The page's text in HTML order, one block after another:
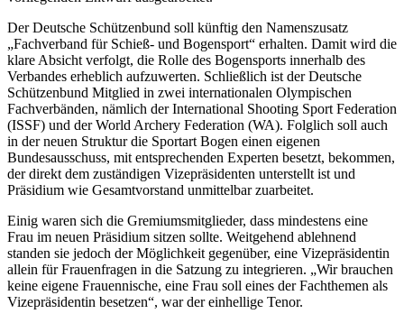
Der Deutsche Schützenbund soll künftig den Namenszusatz
„Fachverband für Schieß- und Bogensport“ erhalten. Damit wird die
klare Absicht verfolgt, die Rolle des Bogensports innerhalb des
Verbandes erheblich aufzuwerten. Schließlich ist der Deutsche
Schützenbund Mitglied in zwei internationalen Olympischen
Fachverbänden, nämlich der International Shooting Sport Federation
(ISSF) und der World Archery Federation (WA). Folglich soll auch
in der neuen Struktur die Sportart Bogen einen eigenen
Bundesausschuss, mit entsprechenden Experten besetzt, bekommen,
der direkt dem zuständigen Vizepräsidenten unterstellt ist und
Präsidium wie Gesamtvorstand unmittelbar zuarbeitet.
Einig waren sich die Gremiumsmitglieder, dass mindestens eine
Frau im neuen Präsidium sitzen sollte. Weitgehend ablehnend
standen sie jedoch der Möglichkeit gegenüber, eine Vizepräsidentin
allein für Frauenfragen in die Satzung zu integrieren. „Wir brauchen
keine eigene Frauennische, eine Frau soll eines der Fachthemen als
Vizepräsidentin besetzen“, war der einhellige Tenor.